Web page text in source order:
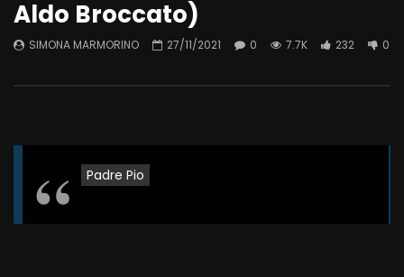
Aldo Broccato)
SIMONA MARMORINO 27/11/2021 0 7.7K 232 0
Padre Pio